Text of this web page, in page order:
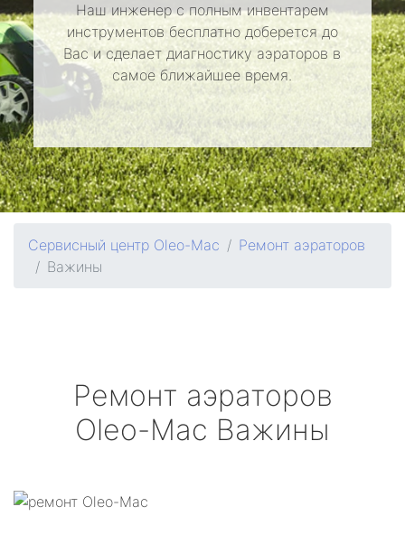
Наш инженер с полным инвентарем
инструментов бесплатно доберется до
Вас и сделает диагностику аэраторов в
самое ближайшее время.
Сервисный центр Oleo-Mac
Ремонт аэраторов
Важины
Ремонт аэраторов
Oleo-Mac Важины